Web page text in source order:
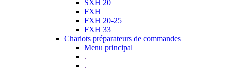
SXH 20
FXH
FXH 20-25
FXH 33
Chariots préparateurs de commandes
Menu principal
.
.